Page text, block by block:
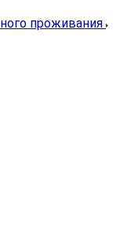
проживания